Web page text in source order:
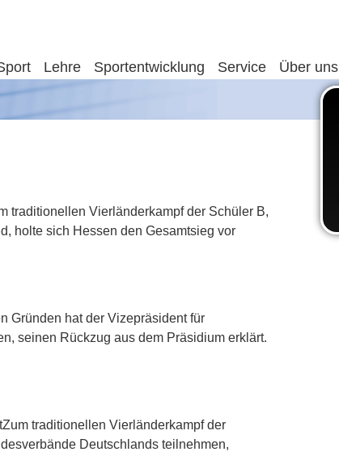
Lehre Sportentwicklung Service Über uns
traditionellen Vierländerkampf der Schüler B,
holte sich Hessen den Gesamtsieg vor
Gründen hat der Vizepräsident für
seinen Rückzug aus dem Präsidium erklärt.
traditionellen Vierländerkampf der
Deutschlands teilnehmen,